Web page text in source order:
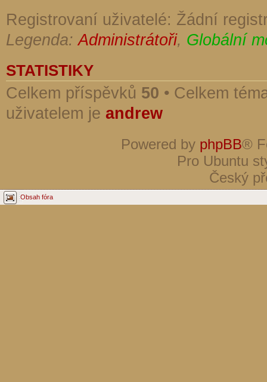
Registrovaní uživatelé: Žádní
Legenda:Administrátoři, Globální
STATISTIKY
Celkem příspěvků 50 • Celkem
uživatelem je andrew
Powered by phpBB®
Pro Ubuntu
Český
Obsah fóra